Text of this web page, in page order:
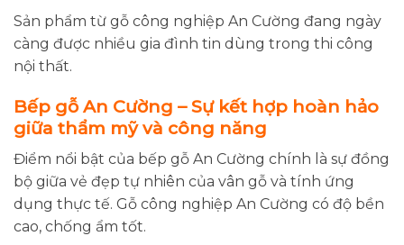
Sản phẩm từ gỗ công nghiệp An Cường đang ngày
càng được nhiều gia đình tin dùng trong thi công
nội thất.
Bếp gỗ An Cường – Sự kết hợp hoàn hảo
giữa thẩm mỹ và công năng
Điểm nổi bật của bếp gỗ An Cường chính là sự đồng
bộ giữa vẻ đẹp tự nhiên của vân gỗ và tính ứng
dụng thực tế. Gỗ công nghiệp An Cường có độ bền
cao, chống ẩm tốt.